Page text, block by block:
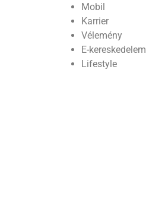
Mobil
Karrier
Vélemény
E-kereskedelem
Lifestyle